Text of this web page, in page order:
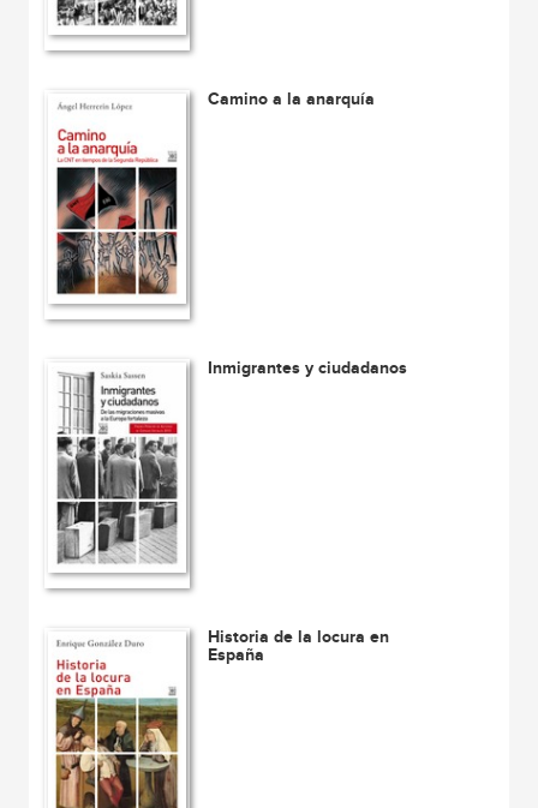
Camino a la anarquía
Inmigrantes y ciudadanos
Historia de la locura en
España